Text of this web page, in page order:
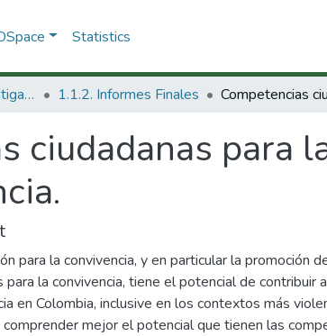
Statistics
1.1 Productos de investigación 1.1.2. Informes Finales
ciudadanas para
para la convivencia, y en particular la promoción
para la convivencia, tiene el potencial de contribuir
en Colombia, inclusive en los contextos más
comprender mejor el potencial que tienen las